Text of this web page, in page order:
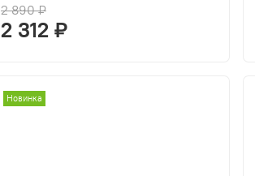
2 890 ₽
2 312 ₽
Новинка